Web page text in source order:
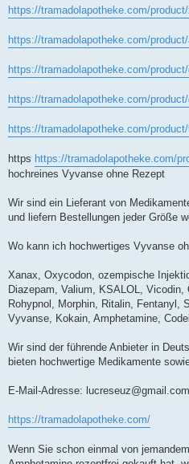
https://tramadolapotheke.com/
https://tramadolapotheke.com/
https://tramadolapotheke.com/
https://tramadolapotheke.com/
https://tramadolapotheke.com/
https https://tramadolapotheke.com/
hochreines Vyvanse ohne Rezept
Wir sind ein Lieferant von
und liefern Bestellungen jeder Größe
Wo kann ich hochwertiges Vyvanse
Xanax, Oxycodon, ozempische
Diazepam, Valium, KSALOL, Vicodin,
Rohypnol, Morphin, Ritalin, Fentanyl,
Vyvanse, Kokain, Amphetamine,
Wir sind der führende Anbieter in
bieten hochwertige Medikamente
E-Mail-Adresse: lucreseuz@gmail.com
https://tramadolapotheke.com/
Wenn Sie schon einmal von